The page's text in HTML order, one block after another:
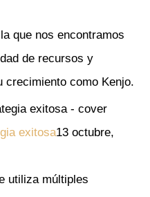
que nos encontramos
de recursos y
crecimiento como Kenjo.
exitosa13 octubre,
utiliza múltiples